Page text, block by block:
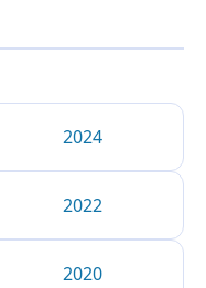
2024
2022
2020